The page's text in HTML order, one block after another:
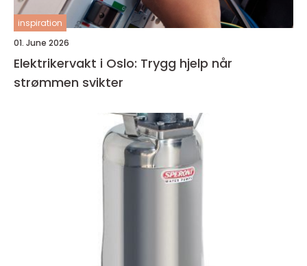
inspiration
01. June 2026
Elektrikervakt i Oslo: Trygg hjelp når
strømmen svikter